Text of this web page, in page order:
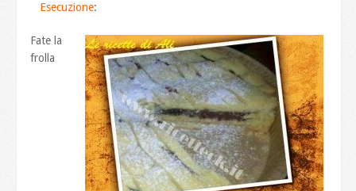
Esecuzione:
Fate la
frolla